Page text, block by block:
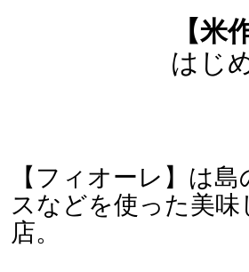
【米
はじ
【フィオーレ】は
スなどを使った美
店。